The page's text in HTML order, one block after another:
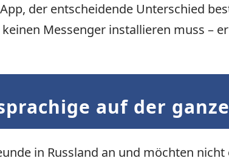
der entscheidende Unterschied
Messenger installieren muss –
auf der
in Russland an und möchten